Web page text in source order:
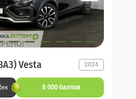
Vesta 2024
8 000 баллов